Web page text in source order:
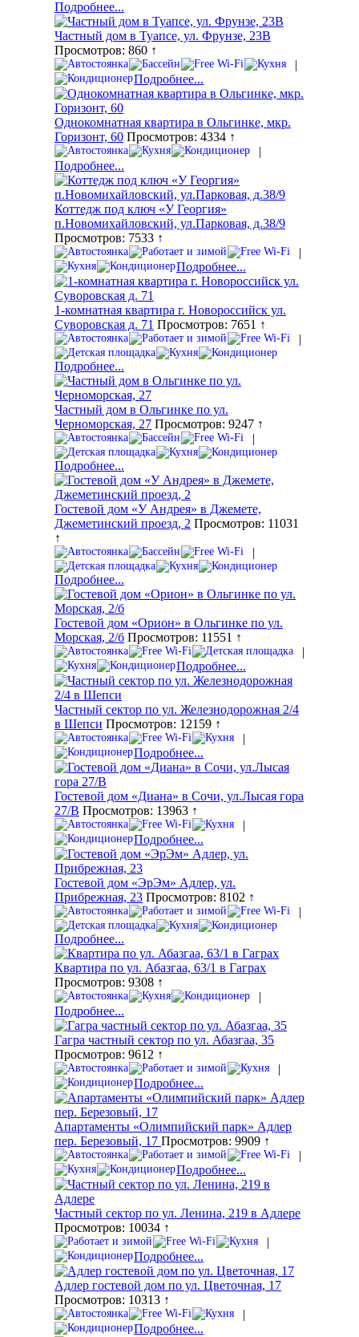
Подробнее...
Частный дом в Туапсе, ул. Фрунзе, 23В
Просмотров: 860 ↑
|
Подробнее...
Однокомнатная квартира в Ольгинке, мкр.
Горизонт, 60 Просмотров: 4334 ↑
|
Подробнее...
Коттедж под ключ «У Георгия»
п.Новомихайловский, ул.Парковая, д.38/9
Просмотров: 7533 ↑
|
Подробнее...
1-комнатная квартира г. Новороссийск ул.
Суворовская д. 71 Просмотров: 7651 ↑
|
Подробнее...
Частный дом в Ольгинке по ул.
Черноморская, 27 Просмотров: 9247 ↑
|
Подробнее...
Гостевой дом «У Андрея» в Джемете,
Джеметинский проезд, 2 Просмотров: 11031
↑
|
Подробнее...
Гостевой дом «Орион» в Ольгинке по ул.
Морская, 2/б Просмотров: 11551 ↑
|
Подробнее...
Частный сектор по ул. Железнодорожная 2/4
в Шепси Просмотров: 12159 ↑
|
Подробнее...
Гостевой дом «Диана» в Сочи, ул.Лысая гора
27/В Просмотров: 13963 ↑
|
Подробнее...
Гостевой дом «ЭрЭм» Адлер, ул.
Прибрежная, 23 Просмотров: 8102 ↑
|
Подробнее...
Квартира по ул. Абазгаа, 63/1 в Гаграх
Просмотров: 9308 ↑
|
Подробнее...
Гагра частный сектор по ул. Абазгаа, 35
Просмотров: 9612 ↑
|
Подробнее...
Апартаменты «Олимпийский парк» Адлер
пер. Березовый, 17 Просмотров: 9909 ↑
|
Подробнее...
Частный сектор по ул. Ленина, 219 в Адлере
Просмотров: 10034 ↑
|
Подробнее...
Адлер гостевой дом по ул. Цветочная, 17
Просмотров: 10313 ↑
|
Подробнее...